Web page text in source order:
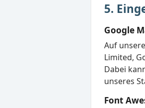
5.
Google
Auf
Limited,
Dabei
unseres
Font